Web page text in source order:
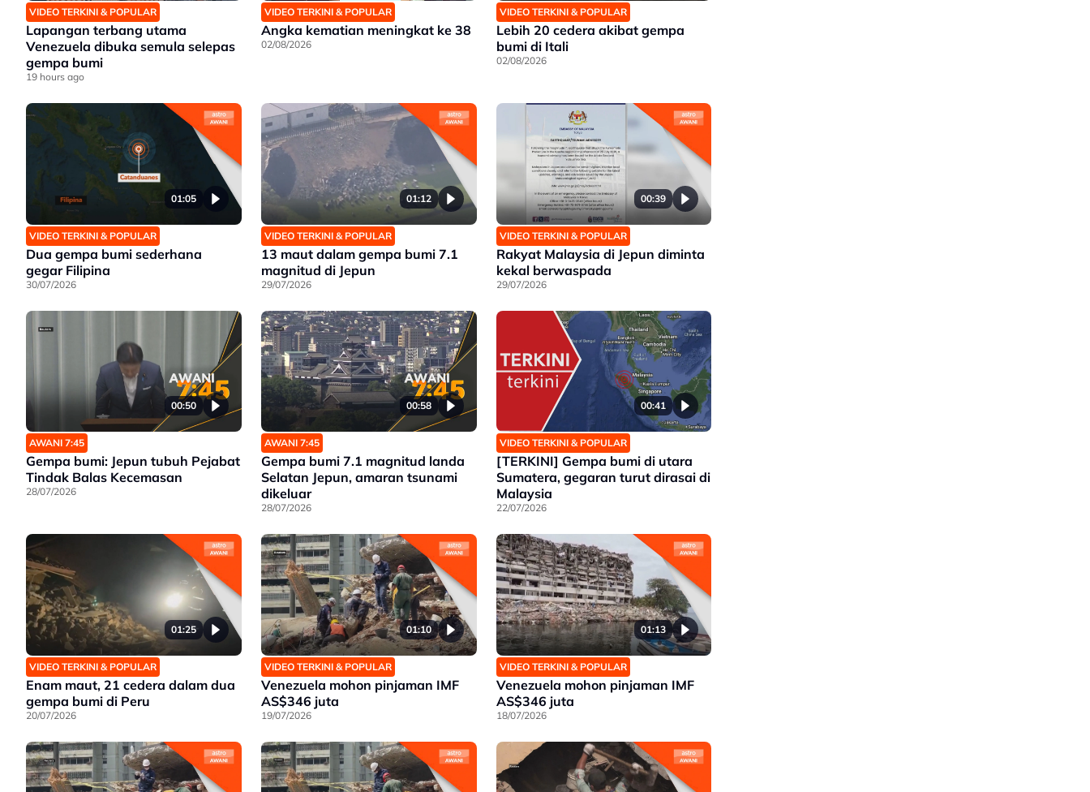
VIDEO TERKINI & POPULAR
Lapangan terbang utama
Venezuela dibuka semula selepas
gempa bumi
19 hours ago
VIDEO TERKINI & POPULAR
Angka kematian meningkat ke 38
02/08/2026
VIDEO TERKINI & POPULAR
Lebih 20 cedera akibat gempa
bumi di Itali
02/08/2026
01:05
VIDEO TERKINI & POPULAR
Dua gempa bumi sederhana
gegar Filipina
30/07/2026
01:12
VIDEO TERKINI & POPULAR
13 maut dalam gempa bumi 7.1
magnitud di Jepun
29/07/2026
00:39
VIDEO TERKINI & POPULAR
Rakyat Malaysia di Jepun diminta
kekal berwaspada
29/07/2026
00:50
AWANI 7:45
Gempa bumi: Jepun tubuh Pejabat
Tindak Balas Kecemasan
28/07/2026
00:58
AWANI 7:45
Gempa bumi 7.1 magnitud landa
Selatan Jepun, amaran tsunami
dikeluar
28/07/2026
00:41
VIDEO TERKINI & POPULAR
[TERKINI] Gempa bumi di utara
Sumatera, gegaran turut dirasai di
Malaysia
22/07/2026
01:25
VIDEO TERKINI & POPULAR
Enam maut, 21 cedera dalam dua
gempa bumi di Peru
20/07/2026
01:10
VIDEO TERKINI & POPULAR
Venezuela mohon pinjaman IMF
AS$346 juta
19/07/2026
01:13
VIDEO TERKINI & POPULAR
Venezuela mohon pinjaman IMF
AS$346 juta
18/07/2026